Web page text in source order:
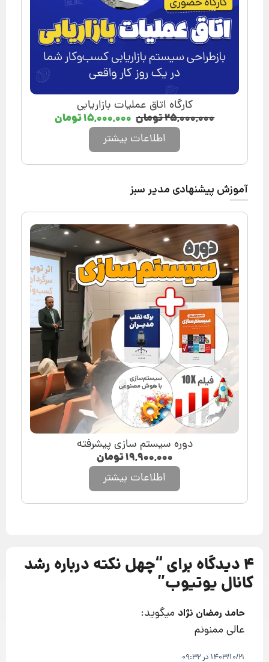
کارگاه اتاق عملیات بازاریابی
۲۵,۰۰۰,۰۰۰تومان ۱۵,۰۰۰,۰۰۰تومان
اطلاعات بیشتر
آموزش پیشنهادی مدیر سبز
دوره سیستم سازی پیشرفته
۱۹,۹۰۰,۰۰۰تومان
اطلاعات بیشتر
4 دیدگاه برای “ چهل نکته درباره رشد
کانال یوتیوب”
حامد رمضان نژاد میگوید:
عالی ممنونم
1403/10/21 در 09:32